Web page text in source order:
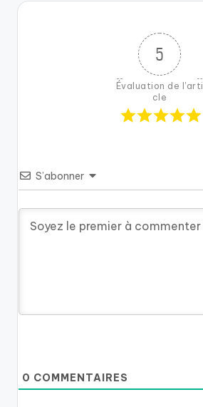
5
Évaluation de l'arti
cle
S’abonner
0 COMMENTAIRES